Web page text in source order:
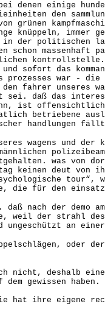
denen einige
den
grünen
knüppeln, immer
in der politischen
schon massenhaft
und sofort das
prozesses war - die
fahrer unseres
daß das
ist
betriebene
handlungen fällt
wagens und
was von
keinen deut von
tour“,
die für den
nach der demo
weil der strahl
ungeschützt an
oder
nicht, deshalb eine
dem gewissen
hat ihre eigene